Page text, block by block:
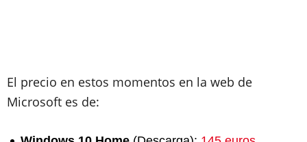
El precio en estos momentos en la web de
Microsoft es de: